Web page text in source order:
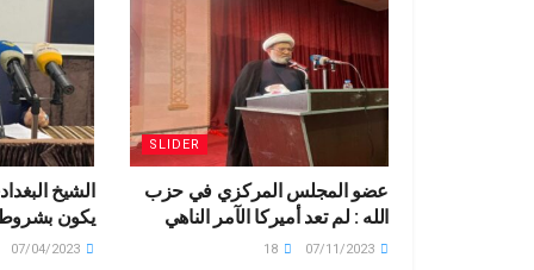
SLIDER
عضو المجلس المركزي في حزب
الله : لم تعد أميركا الآمر الناهي
الشيخ
يكون